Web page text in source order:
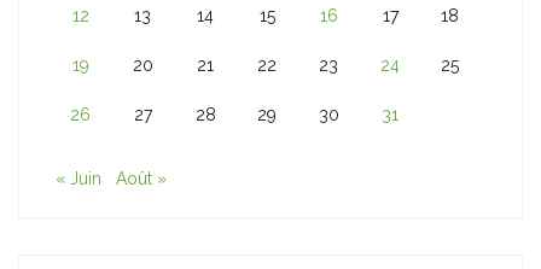
12 13 14 15 16 17 18
19 20 21 22 23 24 25
26 27 28 29 30 31
« Juin Août »